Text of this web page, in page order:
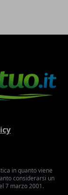
in quanto viene
considerarsi un
7 marzo 2001.